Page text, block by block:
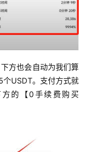
方也会自动为我们算
USDT。支付方式就
的【0手续费购买